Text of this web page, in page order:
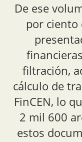
De ese
por
filtración,
cálculo de
FinCEN, lo
2 mil 600
estos